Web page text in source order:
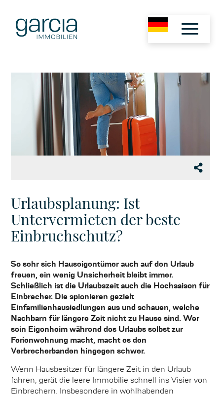
Urlaubsplanung: Ist
Untervermieten der beste
Einbruchschutz?
So sehr sich Hauseigentümer auch auf den Urlaub
freuen, ein wenig Unsicherheit bleibt immer.
Schließlich ist die Urlaubszeit auch die Hochsaison für
Einbrecher. Die spionieren gezielt
Einfamilienhausiedlungen aus und schauen, welche
Nachbarn für längere Zeit nicht zu Hause sind. Wer
sein Eigenheim während des Urlaubs selbst zur
Ferienwohnung macht, macht es den
Verbrecherbanden hingegen schwer.
Wenn Hausbesitzer für längere Zeit in den Urlaub
fahren, gerät die leere Immobilie schnell ins Visier von
Einbrechern. Insbesondere in wohlhabenden